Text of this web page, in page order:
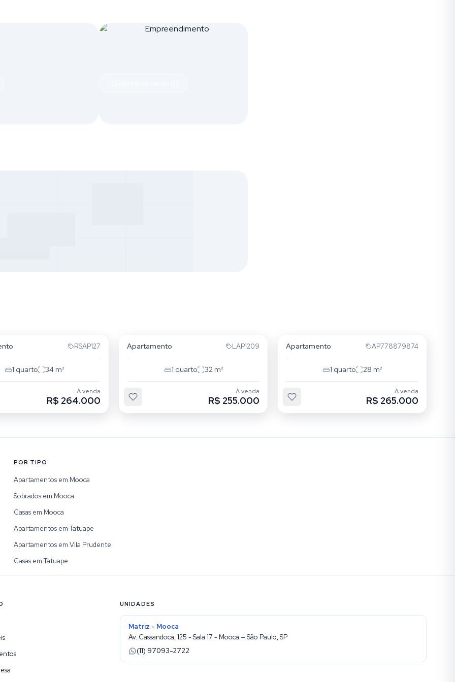
RSAP127
1 quarto 34 m²
À venda
R$ 264.000
Apartamento LAP1209
1 quarto 32m²
À venda
R$ 255.000
Apartamento AP778879874
1 quarto 28 m²
À venda
R$ 265.000
POR TIPO
Apartamentos em Mooca
Sobrados em Mooca
Casas em Mooca
Apartamentos em Tatuape
Apartamentos em Vila Prudente
Casas em Tatuape
UNIDADES
Matriz - Mooca
Av. Cassandoca, 125 - Sala 17 - Mooca — São Paulo, SP
(11) 97093-2722